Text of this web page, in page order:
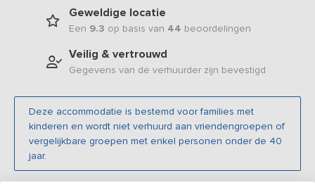
Geweldige locatie
Een 9.3 op basis van 44 beoordelingen
Veilig & vertrouwd
Gegevens van de verhuurder zijn bevestigd
Deze accommodatie is bestemd voor families met
kinderen en wordt niet verhuurd aan vriendengroepen of
vergelijkbare groepen met enkel personen onder de 40
jaar.